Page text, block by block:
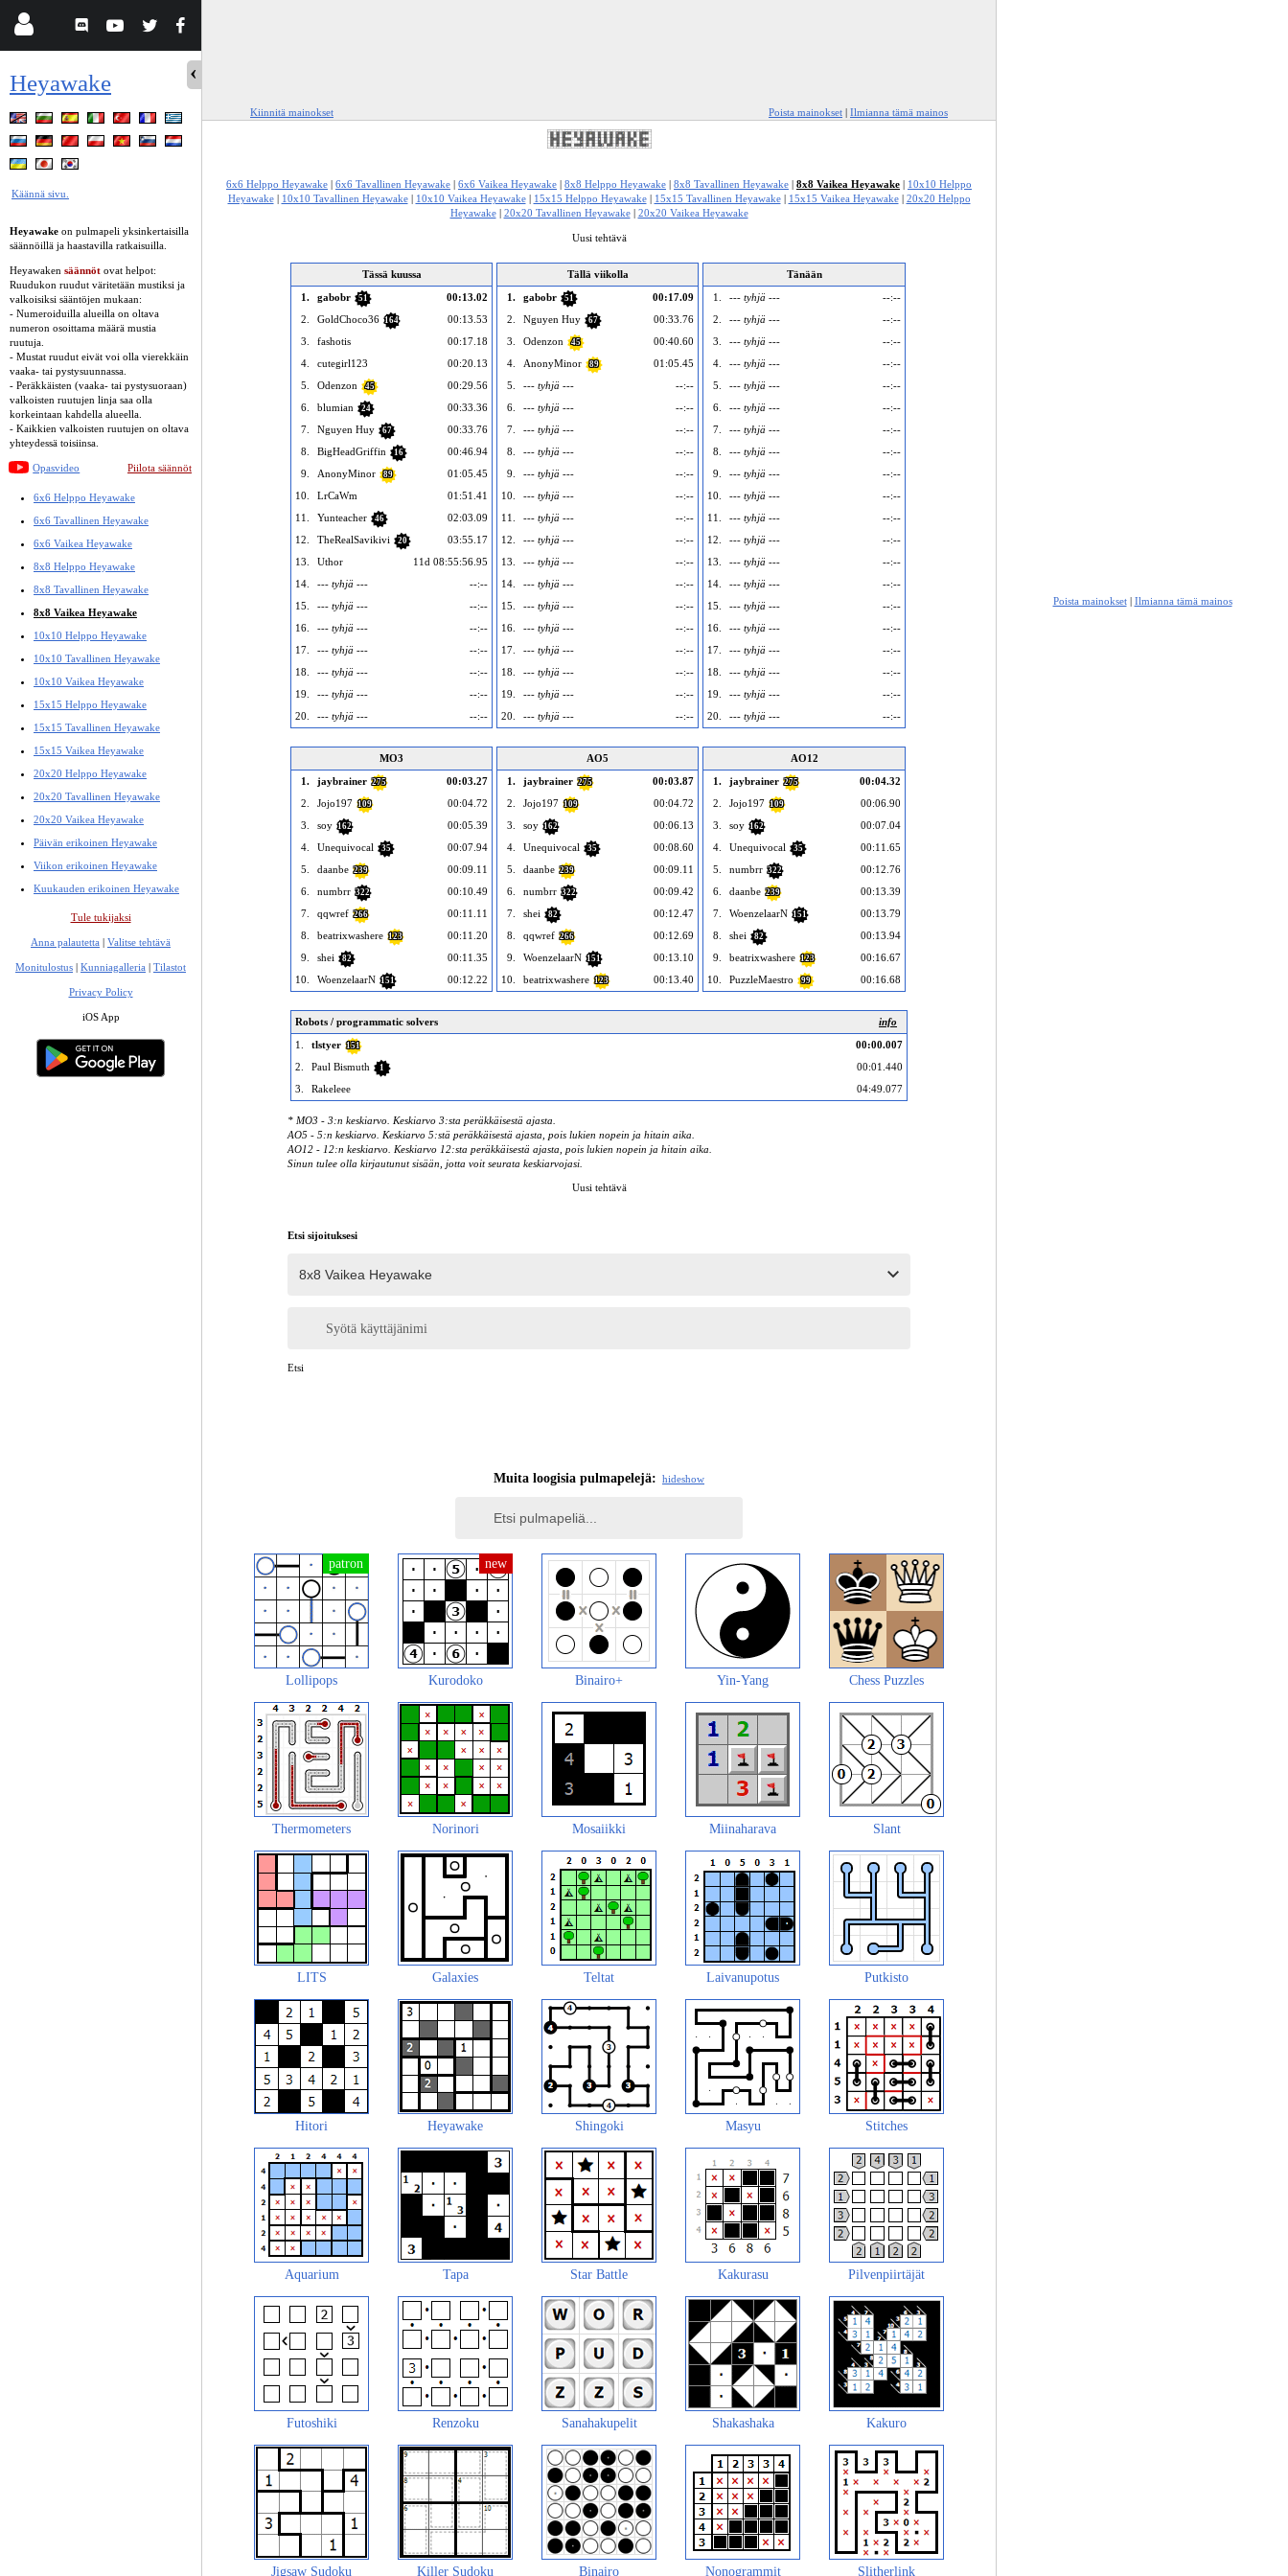
Heyawake
Käännä sivu.
Heyawake on pulmapeli yksinkertaisilla
säännöillä ja haastavilla ratkaisuilla.
Heyawaken säännöt ovat helpot:
Ruudukon ruudut väritetään mustiksi ja
valkoisiksi sääntöjen mukaan:
- Numeroiduilla alueilla on oltava
numeron osoittama määrä mustia
ruutuja.
- Mustat ruudut eivät voi olla vierekkäin
vaaka- tai pystysuunnassa.
- Peräkkäisten (vaaka- tai pystysuoraan)
valkoisten ruutujen linja saa olla
korkeintaan kahdella alueella.
- Kaikkien valkoisten ruutujen on oltava
yhteydessä toisiinsa.
Opasvideo Piilota säännöt
6x6 Helppo Heyawake
6x6 Tavallinen Heyawake
6x6 Vaikea Heyawake
8x8 Helppo Heyawake
8x8 Tavallinen Heyawake
8x8 Vaikea Heyawake
10x10 Helppo Heyawake
10x10 Tavallinen Heyawake
10x10 Vaikea Heyawake
15x15 Helppo Heyawake
15x15 Tavallinen Heyawake
15x15 Vaikea Heyawake
20x20 Helppo Heyawake
20x20 Tavallinen Heyawake
20x20 Vaikea Heyawake
Päivän erikoinen Heyawake
Viikon erikoinen Heyawake
Kuukauden erikoinen Heyawake
Tule tukijaksi
Anna palautetta | Valitse tehtävä
Monitulostus | Kunniagalleria | Tilastot
Privacy Policy
iOS App
Kiinnitä mainokset Poista mainokset | Ilmianna tämä mainos
6x6 Helppo Heyawake | 6x6 Tavallinen Heyawake | 6x6 Vaikea Heyawake | 8x8 Helppo Heyawake | 8x8 Tavallinen Heyawake | 8x8 Vaikea Heyawake | 10x10 Helppo
Heyawake| 10x10 Tavallinen Heyawake| 10x10 Vaikea Heyawake| 15x15 Helppo Heyawake| 15x15 Tavallinen Heyawake| 15x15 Vaikea Heyawake| 20x20 Helppo
Heyawake| 20x20 Tavallinen Heyawake| 20x20 Vaikea Heyawake
Uusi tehtävä
Tässä kuussa
1.
gabobr 51
00:13.02
2.
GoldChoco36 164
00:13.53
3.
fashotis
00:17.18
4.
cutegirl123
00:20.13
5.
Odenzon 45
00:29.56
6.
blumian 24
00:33.36
7.
Nguyen Huy 67
00:33.76
8.
BigHeadGriffin 16
00:46.94
9.
AnonyMinor 89
01:05.45
10.
LrCaWm
01:51.41
11.
Yunteacher 46
02:03.09
12.
TheRealSavikivi 20
03:55.17
13.
Uthor
11d 08:55:56.95
14.
--- tyhjä ---
--:--
15.
--- tyhjä ---
--:--
16.
--- tyhjä ---
--:--
17.
--- tyhjä ---
--:--
18.
--- tyhjä ---
--:--
19.
--- tyhjä ---
--:--
20.
--- tyhjä --- --:--
Tällä viikolla
1.
gabobr 51
00:17.09
2.
Nguyen Huy 67
00:33.76
3.
Odenzon 45
00:40.60
4.
AnonyMinor 89
01:05.45
5.
--- tyhjä ---
--:--
6.
--- tyhjä ---
--:--
7.
--- tyhjä ---
--:--
8.
--- tyhjä ---
--:--
9.
--- tyhjä ---
--:--
10.
--- tyhjä ---
--:--
11.
--- tyhjä ---
--:--
12.
--- tyhjä ---
--:--
13.
--- tyhjä ---
--:--
14.
--- tyhjä ---
--:--
15.
--- tyhjä ---
--:--
16.
--- tyhjä ---
--:--
17.
--- tyhjä ---
--:--
18.
--- tyhjä ---
--:--
19.
--- tyhjä ---
--:--
20.
--- tyhjä --- --:--
Tänään
1.
--- tyhjä ---
--:--
2.
--- tyhjä ---
--:--
3.
--- tyhjä ---
--:--
4.
--- tyhjä ---
--:--
5.
--- tyhjä ---
--:--
6.
--- tyhjä ---
--:--
7.
--- tyhjä ---
--:--
8.
--- tyhjä ---
--:--
9.
--- tyhjä ---
--:--
10.
--- tyhjä ---
--:--
11.
--- tyhjä ---
--:--
12.
--- tyhjä ---
--:--
13.
--- tyhjä ---
--:--
14.
--- tyhjä ---
--:--
15.
--- tyhjä ---
--:--
16.
--- tyhjä ---
--:--
17.
--- tyhjä ---
--:--
18.
--- tyhjä ---
--:--
19.
--- tyhjä ---
--:--
20.
--- tyhjä --- --:--
MO3
1.
jaybrainer 275
00:03.27
2.
Jojo197 109
00:04.72
3.
soy 162
00:05.39
4.
Unequivocal 35
00:07.94
5.
daanbe 239
00:09.11
6.
numbrr 322
00:10.49
7.
qqwref 266
00:11.11
8.
beatrixwashere 123
00:11.20
9.
shei 82
00:11.35
10.
WoenzelaarN 151 00:12.22
AO5
1.
jaybrainer 275
00:03.87
2.
Jojo197 109
00:04.72
3.
soy 162
00:06.13
4.
Unequivocal 35
00:08.60
5.
daanbe 239
00:09.11
6.
numbrr 322
00:09.42
7.
shei 82
00:12.47
8.
qqwref 266
00:12.69
9.
WoenzelaarN 151
00:13.10
10.
beatrixwashere 123 00:13.40
AO12
1.
jaybrainer 275
00:04.32
2.
Jojo197 109
00:06.90
3.
soy 162
00:07.04
4.
Unequivocal 35
00:11.65
5.
numbrr 322
00:12.76
6.
daanbe 239
00:13.39
7.
WoenzelaarN 151
00:13.79
8.
shei 82
00:13.94
9.
beatrixwashere 123
00:16.67
10.
PuzzleMaestro 99 00:16.68
Robots / programmatic solvers
info
1.
tlstyer 151
00:00.007
2.
Paul Bismuth 1
00:01.440
3.
Rakeleee 04:49.077
* MO3 - 3:n keskiarvo. Keskiarvo 3:sta peräkkäisestä ajasta.
AO5 - 5:n keskiarvo. Keskiarvo 5:stä peräkkäisestä ajasta, pois lukien nopein ja hitain aika.
AO12 - 12:n keskiarvo. Keskiarvo 12:sta peräkkäisestä ajasta, pois lukien nopein ja hitain aika.
Sinun tulee olla kirjautunut sisään, jotta voit seurata keskiarvojasi.
Uusi tehtävä
Etsi sijoituksesi
Syötä käyttäjänimi
Etsi
Muita loogisia pulmapelejä: hideshow
Lollipops Kurodoko Binairo+ Yin-Yang Chess Puzzles
Thermometers Norinori Mosaiikki Miinaharava Slant
LITS Galaxies Teltat Laivanupotus Putkisto
Hitori Heyawake Shingoki Masyu Stitches
Aquarium Tapa Star Battle Kakurasu Pilvenpiirtäjät
Futoshiki Renzoku Sanahakupelit Shakashaka Kakuro
Jigsaw Sudoku Killer Sudoku Binairo Nonogrammit Slitherlink
Poista mainokset| Ilmianna tämä mainos